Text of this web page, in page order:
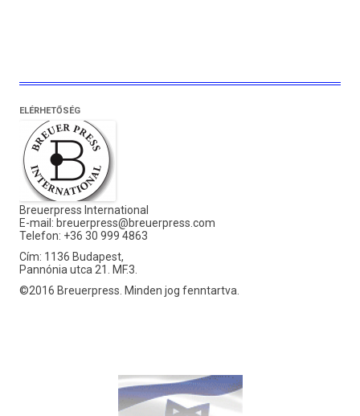
ELÉRHETŐSÉG
Breuerpress International
E-mail: breuerpress@breuerpress.com
Telefon: +36 30 999 4863
Cím: 1136 Budapest,
Pannónia utca 21. MF.3.
©2016 Breuerpress. Minden jog fenntartva.